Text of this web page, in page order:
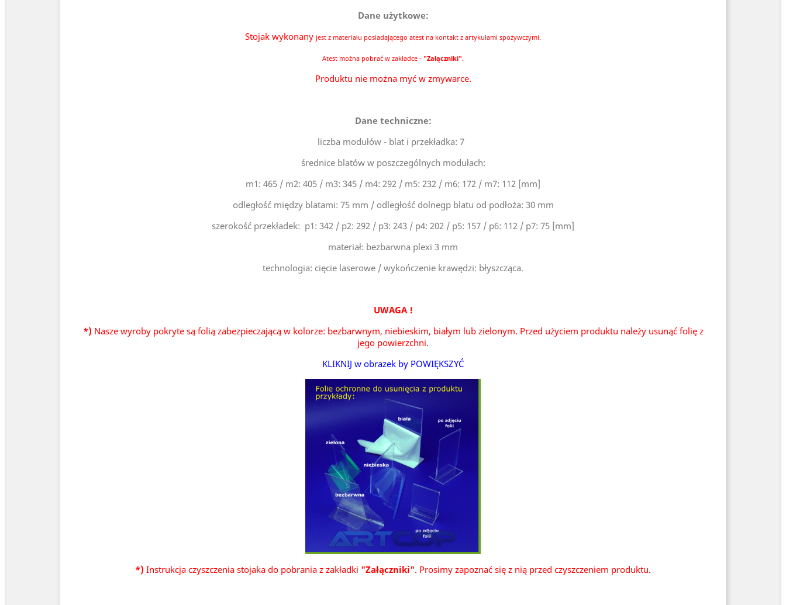
Dane użytkowe:
Stojak wykonany jest z materiału posiadającego atest na kontakt z artykułami spożywczymi.
Atest można pobrać w zakładce - "Załączniki".
Produktu nie można myć w zmywarce.
Dane techniczne:
liczba modułów - blat i przekładka: 7
średnice blatów w poszczególnych modułach:
m1: 465 / m2: 405 / m3: 345 / m4: 292 / m5: 232 / m6: 172 / m7: 112 [mm]
odległość między blatami: 75 mm / odległość dolnegp blatu od podłoża: 30 mm
szerokość przekładek: p1: 342 / p2: 292 / p3: 243 / p4: 202 / p5: 157 / p6: 112 / p7: 75 [mm]
materiał: bezbarwna plexi 3 mm
technologia: cięcie laserowe / wykończenie krawędzi: błyszcząca.
UWAGA !
*) Nasze wyroby pokryte są folią zabezpieczającą w kolorze: bezbarwnym, niebieskim, białym lub zielonym. Przed użyciem produktu należy usunąć folię z
jego powierzchni.
KLIKNIJ w obrazek by POWIĘKSZYĆ
*) Instrukcja czyszczenia stojaka do pobrania z zakładki "Załączniki". Prosimy zapoznać się z nią przed czyszczeniem produktu.